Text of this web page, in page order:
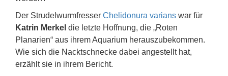
Der Strudelwurmfresser Chelidonura varians war für
Katrin Merkel die letzte Hoffnung, die „Roten
Planarien“ aus ihrem Aquarium herauszubekommen.
Wie sich die Nacktschnecke dabei angestellt hat,
erzählt sie in ihrem Bericht.